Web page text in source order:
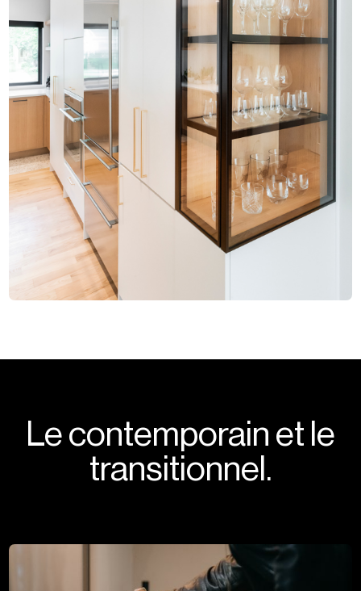
Le contemporain et le
transitionnel.